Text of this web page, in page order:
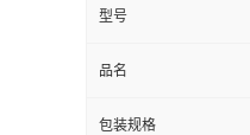
型号
品名
包装规格